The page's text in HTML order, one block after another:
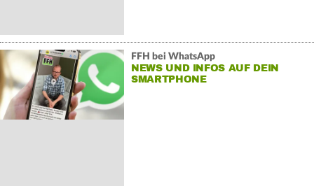
FFH bei WhatsApp
NEWS UND INFOS AUF DEIN
SMARTPHONE